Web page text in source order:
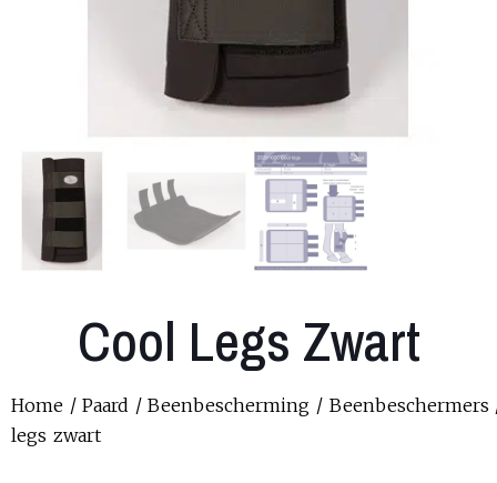
Cool Legs Zwart
Home /Paard /Beenbescherming / Beenbeschermers
legs zwart